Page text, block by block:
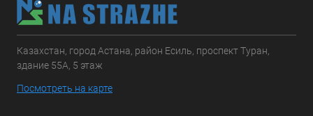
Казахстан, город Астана, район Есиль, проспект Туран,
здание 55А, 5 этаж
Посмотреть на карте